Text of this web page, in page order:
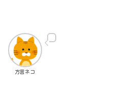
方言ネコ